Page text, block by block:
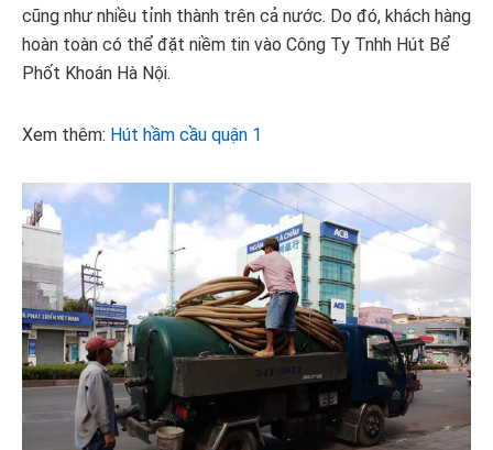
cũng như nhiều tỉnh thành trên cả nước. Do đó, khách hàng
hoàn toàn có thể đặt niềm tin vào Công Ty Tnhh Hút Bể
Phốt Khoán Hà Nội.
Xem thêm: Hút hầm cầu quận 1